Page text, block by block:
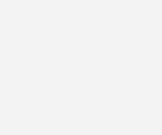
Bezug von
von
nicht nur den